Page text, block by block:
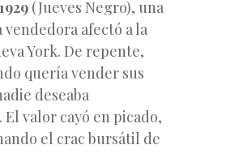
(Jueves Negro), una
vendedora afectó a la
York. De repente,
quería vender sus
deseaba
valor cayó en picado,
el crac bursátil de